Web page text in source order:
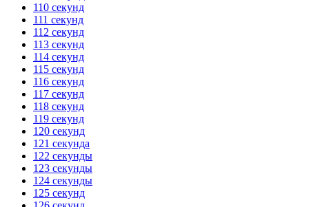
110 секунд
111 секунд
112 секунд
113 секунд
114 секунд
115 секунд
116 секунд
117 секунд
118 секунд
119 секунд
120 секунд
121 секунда
122 секунды
123 секунды
124 секунды
125 секунд